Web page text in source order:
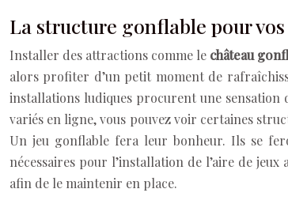
La structure gonflable pour
Installer des attractions comme le château
alors profiter d’un petit moment de
installations ludiques procurent une
variés en ligne, vous pouvez voir certaines
Un jeu gonflable fera leur bonheur. Ils se
nécessaires pour l’installation de l’aire de
afin de le maintenir en place.